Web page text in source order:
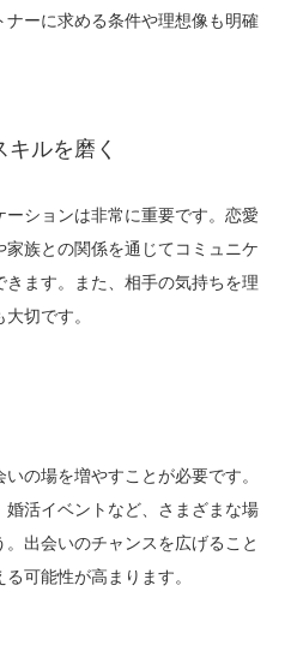
ーに求める条件や理想像も明確
ルを磨く
ションは非常に重要です。恋愛
族との関係を通じてコミュニケ
ます。また、相手の気持ちを理
切です。
の場を増やすことが必要です。
活イベントなど、さまざまな場
出会いのチャンスを広げること
可能性が高まります。